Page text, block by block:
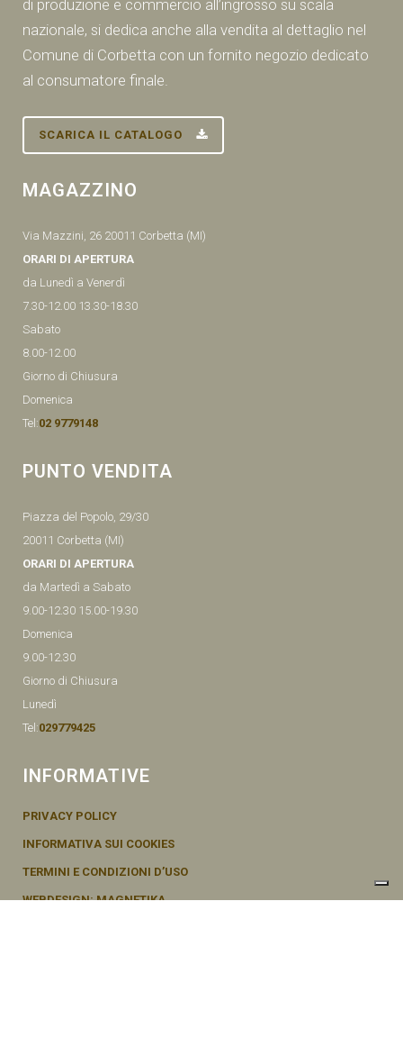
di produzione e commercio all’ingrosso su scala
nazionale, si dedica anche alla vendita al dettaglio nel
Comune di Corbetta con un fornito negozio dedicato
al consumatore finale.
SCARICA IL CATALOGO
MAGAZZINO
Via Mazzini, 26 20011 Corbetta (MI)
ORARI DI APERTURA
da Lunedì a Venerdì
7.30-12.00 13.30-18.30
Sabato
8.00-12.00
Giorno di Chiusura
Domenica
Tel:02 9779148
PUNTO VENDITA
Piazza del Popolo, 29/30
20011 Corbetta (MI)
ORARI DI APERTURA
da Martedì a Sabato
9.00-12.30 15.00-19.30
Domenica
9.00-12.30
Giorno di Chiusura
Lunedì
Tel:029779425
INFORMATIVE
PRIVACY POLICY
INFORMATIVA SUI COOKIES
TERMINI E CONDIZIONI D’USO
WEBDESIGN: MAGNETIKA